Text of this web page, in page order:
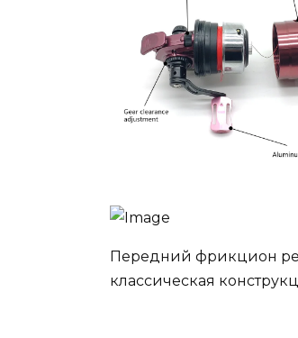
Передний фрикцион
классическая